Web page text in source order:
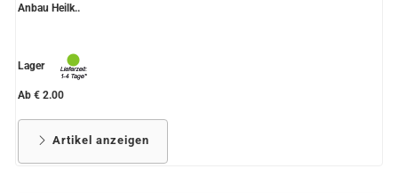
Anbau Heilk..
Lager
Ab € 2.00
Artikel anzeigen